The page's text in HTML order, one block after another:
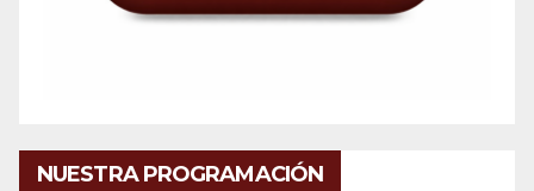
NUESTRA PROGRAMACIÓN